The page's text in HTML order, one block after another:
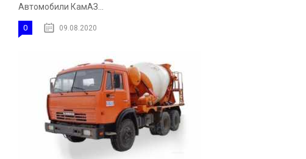
Автомобили КамАЗ...
0 09.08.2020